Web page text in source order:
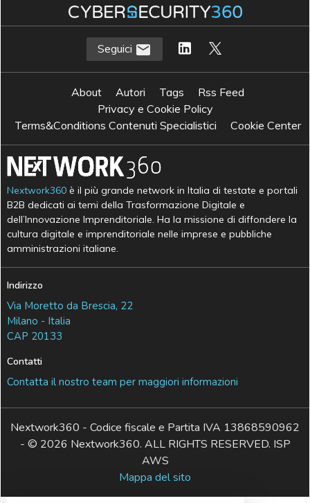
Seguici
About Autori Tags
Rss Feed
Privacy e Cookie Policy
Terms&Conditions Contenuti Specialistici
Cookie Center
Nextwork360 è il più grande network in Italia di testate e portali
B2B dedicati ai temi della Trasformazione Digitale e
dell’Innovazione Imprenditoriale. Ha la missione di diffondere la
cultura digitale e imprenditoriale nelle imprese e pubbliche
amministrazioni italiane.
Indirizzo
Via Moretto da Brescia, 22
Milano - Italia
CAP 20133
Contatti
Contatta il nostro team per maggiori informazioni
Nextwork360 - Codice fiscale e Partita IVA 13868590962
- © 2026 Nextwork360. ALL RIGHTS RESERVED. ISP
AWS
Mappa del sito